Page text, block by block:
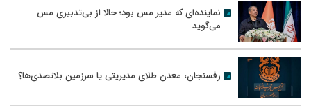
نماینده‌ای که مدیر مس بود؛ حالا از بی‌تدبیری مس
می‌گوید
رفسنجان، معدن طلای مدیریتی یا سرزمین بلاتصدی‌ها؟